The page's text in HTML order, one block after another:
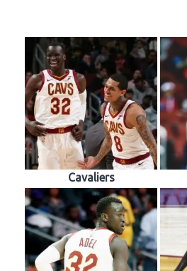
Cavaliers